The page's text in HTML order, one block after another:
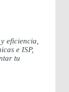
eficiencia,
e ISP,
tu